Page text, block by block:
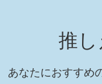
推
あなたにおすすめ